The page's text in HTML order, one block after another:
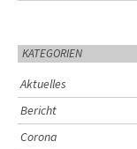
KATEGORIEN
Aktuelles
Bericht
Corona